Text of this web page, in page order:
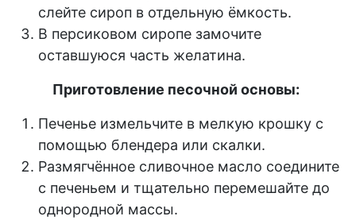
слейте сироп в отдельную ёмкость.
В персиковом сиропе замочите
оставшуюся часть желатина.
Приготовление песочной основы:
Печенье измельчите в мелкую крошку с
помощью блендера или скалки.
Размягчённое сливочное масло соедините
с печеньем и тщательно перемешайте до
однородной массы.